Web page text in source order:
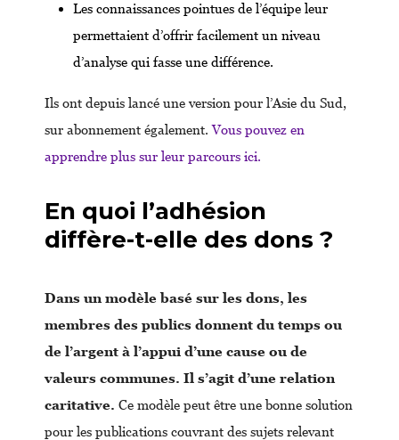
Les connaissances pointues de l’équipe leur
permettaient d’offrir facilement un niveau
d’analyse qui fasse une différence.
Ils ont depuis lancé une version pour l’Asie du Sud,
sur abonnement également.Vous pouvez en
apprendre plus sur leur parcours ici.
En quoi l’adhésion
diffère-t-elle des dons ?
Dans un modèle basé sur les dons, les
membres des publics donnent du temps ou
de l’argent à l’appui d’une cause ou de
valeurs communes. Il s’agit d’une relation
caritative. Ce modèle peut être une bonne solution
pour les publications couvrant des sujets relevant